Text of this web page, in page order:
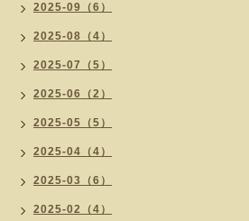
2025-09（6）
2025-08（4）
2025-07（5）
2025-06（2）
2025-05（5）
2025-04（4）
2025-03（6）
2025-02（4）